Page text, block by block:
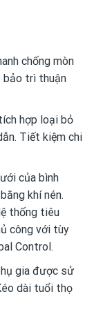
chống mòn
bảo trì thuận
hợp loại bỏ
Tiết kiệm chi
của bình
khí nén.
thống tiêu
công với tùy
Control.
gia được sử
dài tuổi thọ